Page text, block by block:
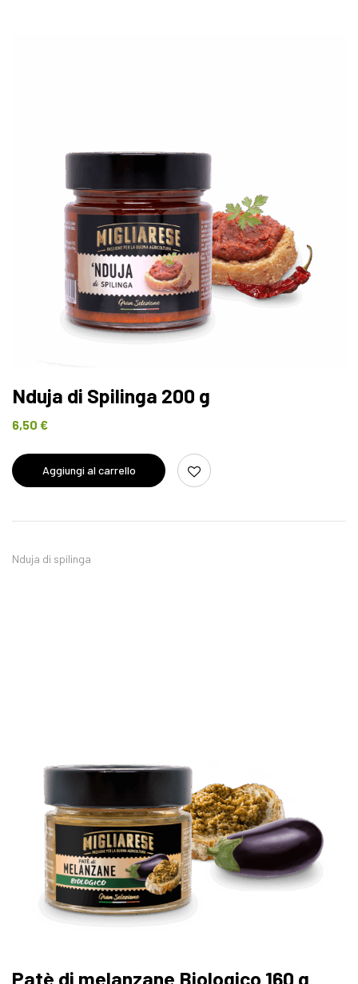
Nduja di Spilinga 200 g
6,50 €
Aggiungi al carrello
Nduja di spilinga
Patè di melanzane Biologico 160 g